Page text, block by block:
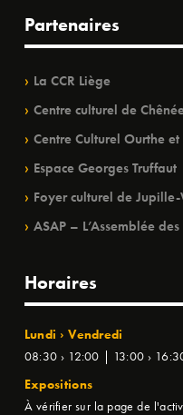
Partenaires
La CCR Liège
Centre culturel de
Centre Culturel Ourthe et
Espace Georges Truffaut
Foyer culturel de
ASAP – L’Assemblée
Horaires
Lundi › Vendredi
08:30 › 12:00 | 13:00 ›
Expositions
À vérifier sur la page de